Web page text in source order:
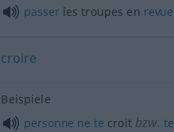
passerles troupes en revue
croire
Beispiele
personne ne te croitbzw. te